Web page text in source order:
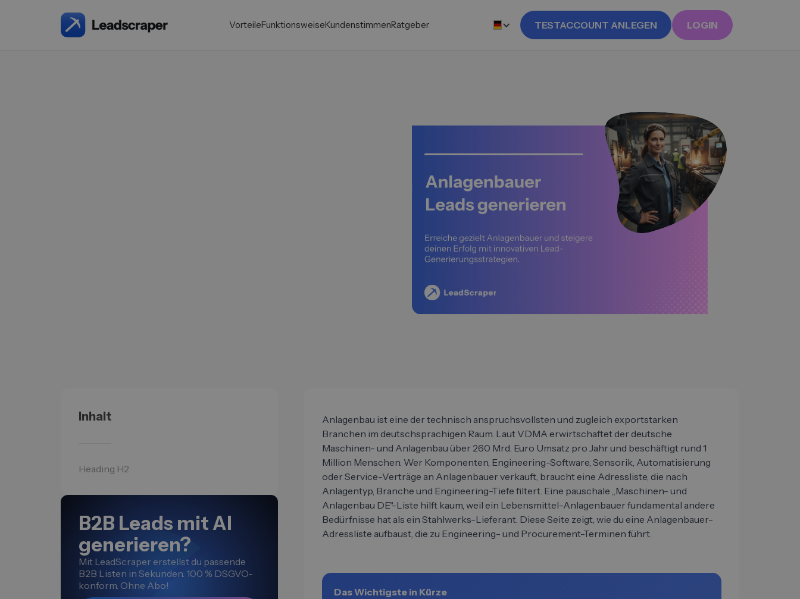
VorteileFunktionsweiseKundenstimmenRatgeber TESTACCOUNT ANLEGEN LOGIN
Inhalt
Heading H2
B2B Leads mit AI
generieren?
Mit LeadScraper erstellst du passende
B2B Listen in Sekunden. 100 % DSGVO-
konform. Ohne Abo!
Anlagenbau ist eine der technisch anspruchsvollsten und zugleich exportstarken
Branchen im deutschsprachigen Raum. Laut VDMA erwirtschaftet der deutsche
Maschinen- und Anlagenbau über 260 Mrd. Euro Umsatz pro Jahr und beschäftigt rund 1
Million Menschen. Wer Komponenten, Engineering-Software, Sensorik, Automatisierung
oder Service-Verträge an Anlagenbauer verkauft, braucht eine Adressliste, die nach
Anlagentyp, Branche und Engineering-Tiefe filtert. Eine pauschale „Maschinen- und
Anlagenbau DE"-Liste hilft kaum, weil ein Lebensmittel-Anlagenbauer fundamental andere
Bedürfnisse hat als ein Stahlwerks-Lieferant. Diese Seite zeigt, wie du eine Anlagenbauer-
Adressliste aufbaust, die zu Engineering- und Procurement-Terminen führt.
Das Wichtigste in Kürze